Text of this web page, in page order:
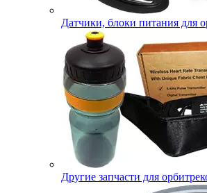
Датчики, блоки питания для
Другие запчасти для